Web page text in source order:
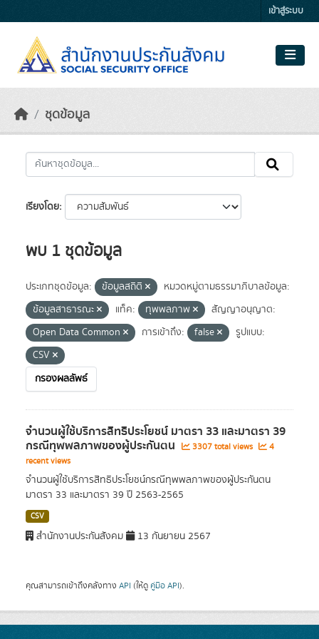
เข้าสู่ระบบ
ชุดข้อมูล
เรียงโดย
พบ 1 ชุดข้อมูล
ประเภทชุดข้อมูล: ข้อมูลสถิติ
หมวดหมู่ตามธรรมาภิบาลข้อมูล:
ข้อมูลสาธารณะ
แท็ค: ทุพพลภาพ
สัญญาอนุญาต:
Open Data Common
การเข้าถึง: false
รูปแบบ:
CSV
กรองผลลัพธ์
จำนวนผู้ใช้บริการสิทธิประโยชน์ มาตรา 33 และมาตรา 39
กรณีทุพพลภาพของผู้ประกันตน 3307 total views
4
recent views
จำนวนผู้ใช้บริการสิทธิประโยชน์กรณีทุพพลภาพของผู้ประกันตน
มาตรา 33 และมาตรา 39 ปี 2563-2565
CSV
สำนักงานประกันสังคม 13 กันยายน 2567
คุณสามารถเข้าถึงคลังทาง API (ให้ดู คู่มือ API).